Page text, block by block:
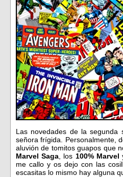
Las novedades de la
señora frígida. Personalmente,
aluvión de tomitos guapos que
Marvel Saga , los 100% Marvel
me callo y os dejo con las
escasitas lo mismo hay alguna